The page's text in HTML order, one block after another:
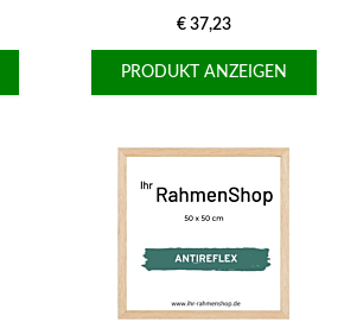
€ 37,23
PRODUKT ANZEIGEN